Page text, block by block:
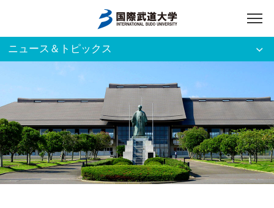
アクセス 入試資料請求
ご利用者別
ホーム
大学案内
ニュース＆トピックス